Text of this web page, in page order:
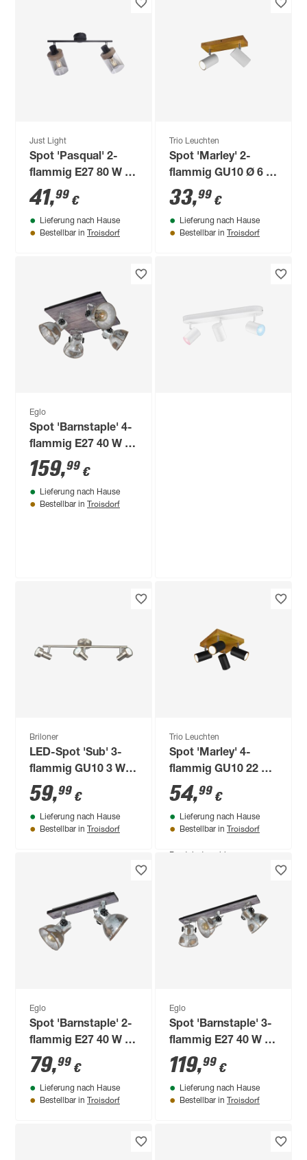
Just Light
Spot 'Pasqual' 2-
flammig E27 80 W 64
x 24 cm
41,99 €
Lieferung nach Hause
Bestellbar in Troisdorf
Trio Leuchten
Spot 'Marley' 2-
flammig GU10 Ø 6 x
26 x 16 x 9 cm
33,99 €
Lieferung nach Hause
Bestellbar in Troisdorf
Eglo
Spot 'Barnstaple' 4-
flammig E27 40 W 19
cm
159,99 €
Lieferung nach Hause
Bestellbar in Troisdorf
dimmbar 1035 lm
warmweiß bis
tageslichtweiß
,99€
Produktdatenblatt
Briloner
LED-Spot 'Sub' 3-
flammig GU10 3 W
250 lm warmweiß 12
x 8 x 48 cm
59,99 €
Lieferung nach Hause
Bestellbar in Troisdorf
Trio Leuchten
Spot 'Marley' 4-
flammig GU10 22 x
16 x 22 cm
54,99 €
Lieferung nach Hause
Bestellbar in Troisdorf
Eglo
Spot 'Barnstaple' 2-
flammig E27 40 W 19
cm
79,99 €
Lieferung nach Hause
Bestellbar in Troisdorf
Eglo
Spot 'Barnstaple' 3-
flammig E27 40 W 19
cm
119,99 €
Lieferung nach Hause
Bestellbar in Troisdorf